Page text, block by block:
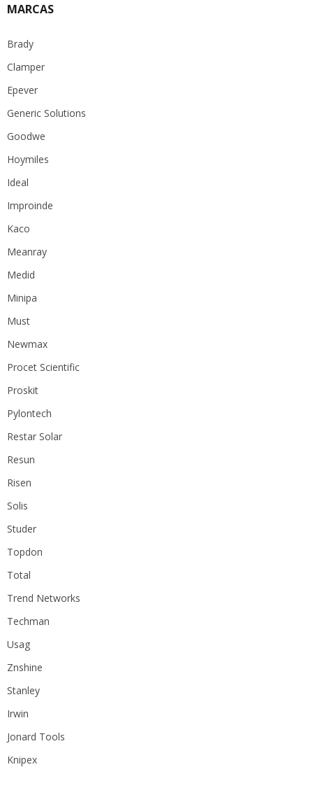
MARCAS
Brady
Clamper
Epever
Generic Solutions
Goodwe
Hoymiles
Ideal
Improinde
Kaco
Meanray
Medid
Minipa
Must
Newmax
Procet Scientific
Proskit
Pylontech
Restar Solar
Resun
Risen
Solis
Studer
Topdon
Total
Trend Networks
Techman
Usag
Znshine
Stanley
Irwin
Jonard Tools
Knipex